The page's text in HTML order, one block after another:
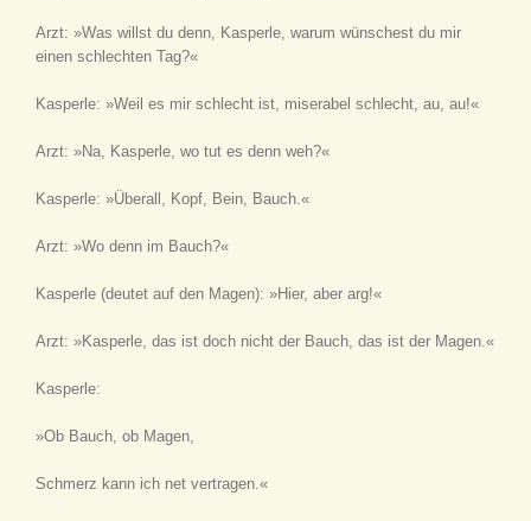
Arzt: »Was willst du denn, Kasperle, warum wünschest du mir
einen schlechten Tag?«
Kasperle: »Weil es mir schlecht ist, miserabel schlecht, au, au!«
Arzt: »Na, Kasperle, wo tut es denn weh?«
Kasperle: »Überall, Kopf, Bein, Bauch.«
Arzt: »Wo denn im Bauch?«
Kasperle (deutet auf den Magen): »Hier, aber arg!«
Arzt: »Kasperle, das ist doch nicht der Bauch, das ist der Magen.«
Kasperle:
»Ob Bauch, ob Magen,
Schmerz kann ich net vertragen.«